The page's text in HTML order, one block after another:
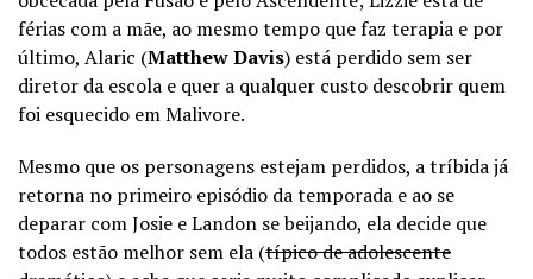
férias com a mãe, ao mesmo tempo que faz terapia e por
último, Alaric (Matthew Davis) está perdido sem ser
diretor da escola e quer a qualquer custo descobrir quem
foi esquecido em Malivore.
Mesmo que os personagens estejam perdidos, a tríbida já
retorna no primeiro episódio da temporada e ao se
deparar com Josie e Landon se beijando, ela decide que
todos estão melhor sem ela (típico de adolescente